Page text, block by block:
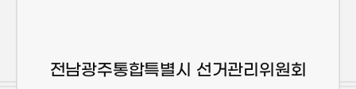
전남광주통합특별시 선거관리위원회